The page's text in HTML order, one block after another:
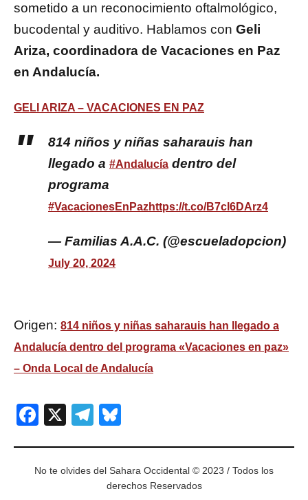
sometido a un reconocimiento oftalmológico,
bucodental y auditivo. Hablamos con Geli
Ariza, coordinadora de Vacaciones en Paz
en Andalucía.
GELI ARIZA – VACACIONES EN PAZ
814 niños y niñas saharauis han
llegado a #Andalucía dentro del
programa
#VacacionesEnPazhttps://t.co/B7cl6DArz4
— Familias A.A.C. (@escueladopcion)
July 20, 2024
Origen: 814 niños y niñas saharauis han llegado a
Andalucía dentro del programa «Vacaciones en paz»
– Onda Local de Andalucía
Facebook
X Telegram
No te olvides del Sahara Occidental © 2023 / Todos los
derechos Reservados